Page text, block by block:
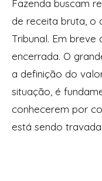
Fazenda buscam
de receita bruta, o
Tribunal. Em
encerrada. O
a definição do
situação, é
conhecerem por
está sendo